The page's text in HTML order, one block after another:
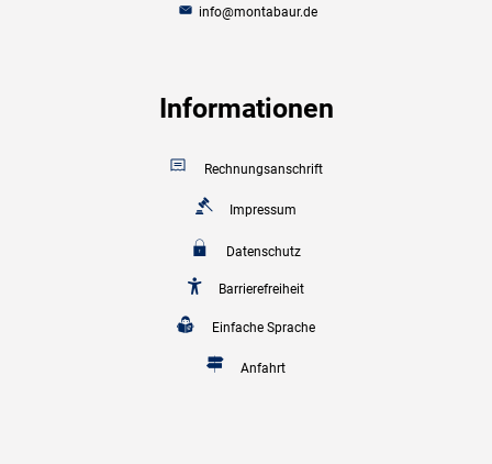
info@montabaur.de
Informationen
Rechnungsanschrift
Impressum
Datenschutz
Barrierefreiheit
Einfache Sprache
Anfahrt